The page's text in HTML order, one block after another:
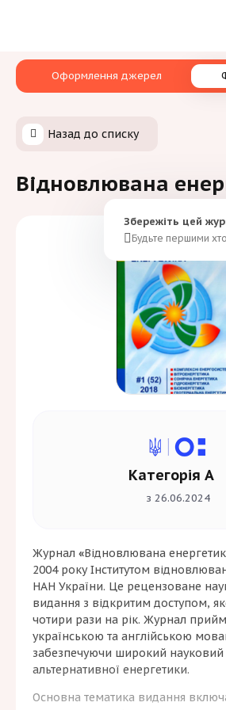
Оформлення джерел
Назад до списку
Відновлювана
Журнал «Відновлювана
2004 року Інститутом
НАН України. Це рецензоване
видання з відкритим доступом,
чотири рази на рік. Журнал
українською та англійською
забезпечуючи широкий науковий
альтернативної енергетики.
Основна тематика видання
Категорія А
з 26.06.2024
Збережіть цей
Будьте першими